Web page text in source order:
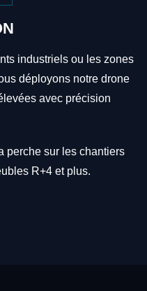
industriels ou les zones
déployons notre drone
avec précision
perche sur les chantiers
R+4 et plus.